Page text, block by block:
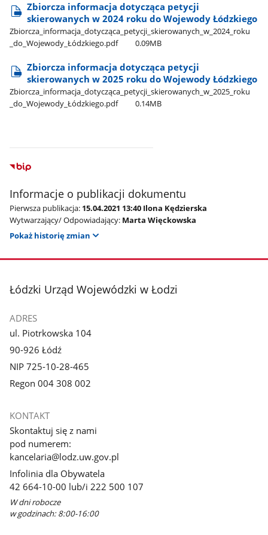
Zbiorcza informacja dotycząca petycji
skierowanych w 2024 roku do Wojewody Łódzkiego
Zbiorcza​_informacja​_dotycząca​_petycji​_skierowanych​_w​_2024​_roku​
_do​_Wojewody​_Łódzkiego.pdf
0.09MB
Zbiorcza informacja dotycząca petycji
skierowanych w 2025 roku do Wojewody Łódzkiego
Zbiorcza​_informacja​_dotycząca​_petycji​_skierowanych​_w​_2025​_roku​
_do​_Wojewody​_Łódzkiego.pdf
0.14MB
Informacje o publikacji dokumentu
Pierwsza publikacja: 15.04.2021 13:40 Ilona Kędzierska
Wytwarzający/ Odpowiadający: Marta Więckowska
Pokaż historię zmian
stopka
Łódzki Urząd Wojewódzki w Łodzi
ADRES
ul. Piotrkowska 104
90-926 Łódź
NIP 725-10-28-465
Regon 004 308 002
KONTAKT
Skontaktuj się z nami
pod numerem:
kancelaria@lodz.uw.gov.pl
Infolinia dla Obywatela
42 664-10-00 lub/i 222 500 107
W dni robocze
w godzinach: 8:00-16:00